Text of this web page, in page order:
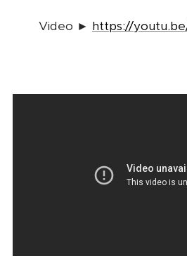
Video ► https://